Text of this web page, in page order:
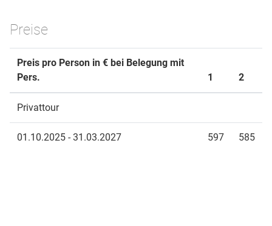
Preise
Preis pro Person in € bei Belegung mit
Pers.
1 2
Privattour
01.10.2025 - 31.03.2027 597 585